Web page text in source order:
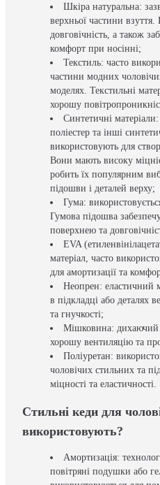
Шкіра натуральна:
верхньої частини взуття.
довговічність, а також
комфорт при носінні;
Текстиль: часто
частини модних
моделях. Текстильні
хорошу
Синтетичні
поліестер та інші
використовують для
Вони мають високу
робить їх популярним
підошви і деталей верху;
Гума:
Гумова підошва
поверхнею та
EVA
матеріал, часто
для амортизації та
Неопрен: еластичний
в підкладці або деталях
та гнучкості;
Мішковина: дихаючий
хорошу вентиляцію та
Поліуретан:
чоловічих стильних та
міцності та еластичності.
Стильні кеди для
використовують?
Амортизація:
повітряні подушки або